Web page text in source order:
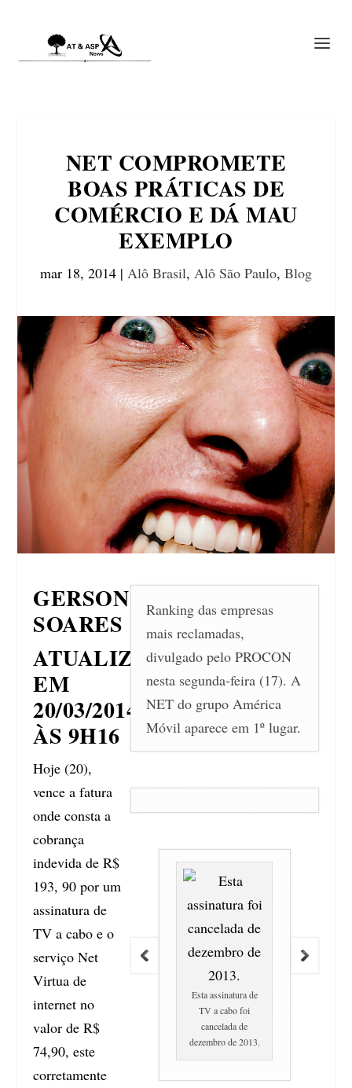
NET COMPROMETE
BOAS PRÁTICAS DE
COMÉRCIO E DÁ MAU
EXEMPLO
mar 18, 2014 | Alô Brasil, Alô São Paulo, Blog
GERSON
SOARES
ATUALIZADO
EM
20/03/2014
ÀS 9H16
Hoje (20),
vence a fatura
onde consta a
cobrança
indevida de R$
193, 90 por um
assinatura de
TV a cabo e o
serviço Net
Virtua de
internet no
valor de R$
74,90, este
corretamente
Ranking das empresas
mais reclamadas,
divulgado pelo PROCON
nesta segunda-feira (17). A
NET do grupo América
Móvil aparece em 1º lugar.
Esta assinatura de
TV a cabo foi
cancelada de
dezembro de 2013.